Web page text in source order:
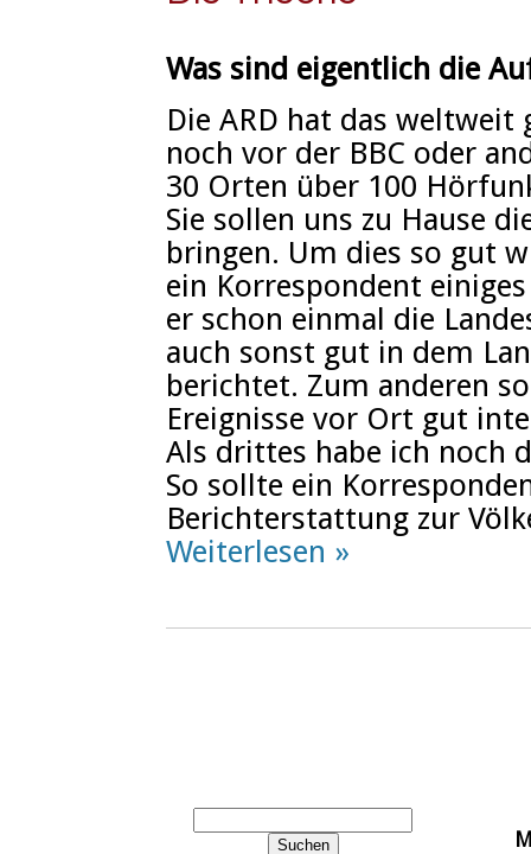
Was sind eigentlich die
Die ARD hat das
noch vor der BBC oder
30 Orten über 100
Sie sollen uns zu Hause
bringen. Um dies so gut
ein Korrespondent
er schon einmal die
auch sonst gut in dem
berichtet. Zum anderen
Ereignisse vor Ort gut
Als drittes habe ich noch
So sollte ein
Berichterstattung zur
Weiterlesen »